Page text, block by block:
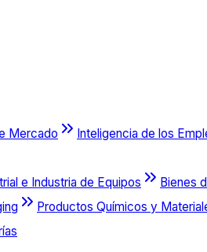
Mercado Inteligencia de los
e Industria de Equipos
Bienes
Productos Químicos y